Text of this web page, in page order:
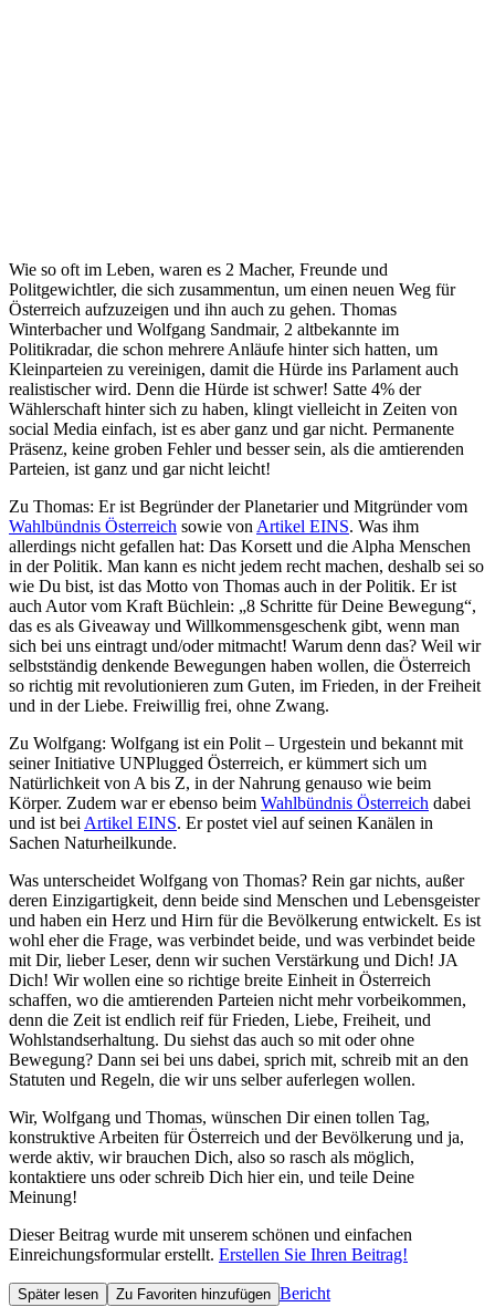
Wie so oft im Leben, waren es 2 Macher, Freunde und
Politgewichtler, die sich zusammentun, um einen neuen Weg für
Österreich aufzuzeigen und ihn auch zu gehen. Thomas
Winterbacher und Wolfgang Sandmair, 2 altbekannte im
Politikradar, die schon mehrere Anläufe hinter sich hatten, um
Kleinparteien zu vereinigen, damit die Hürde ins Parlament auch
realistischer wird. Denn die Hürde ist schwer! Satte 4% der
Wählerschaft hinter sich zu haben, klingt vielleicht in Zeiten von
social Media einfach, ist es aber ganz und gar nicht. Permanente
Präsenz, keine groben Fehler und besser sein, als die amtierenden
Parteien, ist ganz und gar nicht leicht!
Zu Thomas: Er ist Begründer der Planetarier und Mitgründer vom
Wahlbündnis Österreich sowie von Artikel EINS. Was ihm
allerdings nicht gefallen hat: Das Korsett und die Alpha Menschen
in der Politik. Man kann es nicht jedem recht machen, deshalb sei so
wie Du bist, ist das Motto von Thomas auch in der Politik. Er ist
auch Autor vom Kraft Büchlein: „8 Schritte für Deine Bewegung“,
das es als Giveaway und Willkommensgeschenk gibt, wenn man
sich bei uns eintragt und/oder mitmacht! Warum denn das? Weil wir
selbstständig denkende Bewegungen haben wollen, die Österreich
so richtig mit revolutionieren zum Guten, im Frieden, in der Freiheit
und in der Liebe. Freiwillig frei, ohne Zwang.
Zu Wolfgang: Wolfgang ist ein Polit – Urgestein und bekannt mit
seiner Initiative UNPlugged Österreich, er kümmert sich um
Natürlichkeit von A bis Z, in der Nahrung genauso wie beim
Körper. Zudem war er ebenso beim Wahlbündnis Österreich dabei
und ist bei Artikel EINS. Er postet viel auf seinen Kanälen in
Sachen Naturheilkunde.
Was unterscheidet Wolfgang von Thomas? Rein gar nichts, außer
deren Einzigartigkeit, denn beide sind Menschen und Lebensgeister
und haben ein Herz und Hirn für die Bevölkerung entwickelt. Es ist
wohl eher die Frage, was verbindet beide, und was verbindet beide
mit Dir, lieber Leser, denn wir suchen Verstärkung und Dich! JA
Dich! Wir wollen eine so richtige breite Einheit in Österreich
schaffen, wo die amtierenden Parteien nicht mehr vorbeikommen,
denn die Zeit ist endlich reif für Frieden, Liebe, Freiheit, und
Wohlstandserhaltung. Du siehst das auch so mit oder ohne
Bewegung? Dann sei bei uns dabei, sprich mit, schreib mit an den
Statuten und Regeln, die wir uns selber auferlegen wollen.
Wir, Wolfgang und Thomas, wünschen Dir einen tollen Tag,
konstruktive Arbeiten für Österreich und der Bevölkerung und ja,
werde aktiv, wir brauchen Dich, also so rasch als möglich,
kontaktiere uns oder schreib Dich hier ein, und teile Deine
Meinung!
Dieser Beitrag wurde mit unserem schönen und einfachen
Einreichungsformular erstellt. Erstellen Sie Ihren Beitrag!
Später lesen Zu Favoriten hinzufügen Bericht